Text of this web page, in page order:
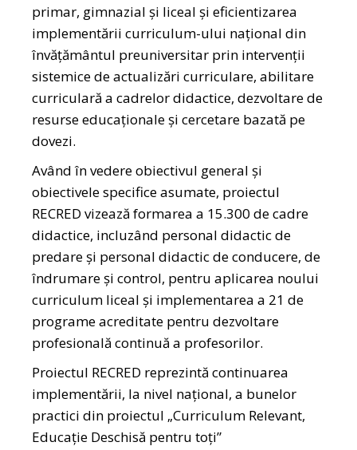
primar, gimnazial și liceal și eficientizarea
implementării curriculum-ului național din
învățământul preuniversitar prin intervenții
sistemice de actualizări curriculare, abilitare
curriculară a cadrelor didactice, dezvoltare de
resurse educaționale și cercetare bazată pe
dovezi.
Având în vedere obiectivul general și
obiectivele specifice asumate, proiectul
RECRED vizează formarea a 15.300 de cadre
didactice, incluzând personal didactic de
predare și personal didactic de conducere, de
îndrumare și control, pentru aplicarea noului
curriculum liceal și implementarea a 21 de
programe acreditate pentru dezvoltare
profesională continuă a profesorilor.
Proiectul RECRED reprezintă continuarea
implementării, la nivel național, a bunelor
practici din proiectul „Curriculum Relevant,
Educație Deschisă pentru toți”